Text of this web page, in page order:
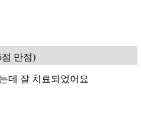
점 만점)
데 잘 치료되었어요